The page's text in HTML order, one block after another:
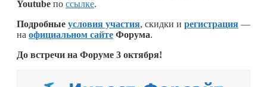
Youtube по ссылке.
Подробные условия участия, скидки и регистрация —
на официальном сайте Форума.
До встречи на Форуме 3 октября!